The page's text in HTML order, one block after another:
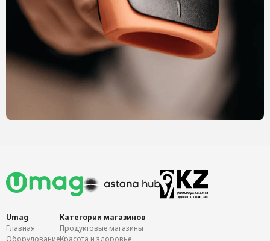
Umag
Главная
Оборудование
Категории магазинов
Продуктовые магазины
Красота и здоровье